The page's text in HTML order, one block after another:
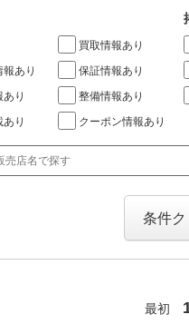
あり
り
り
買取情報あり
保証情報あり
整備情報あり
クーポン情報あり
条件ク
最初